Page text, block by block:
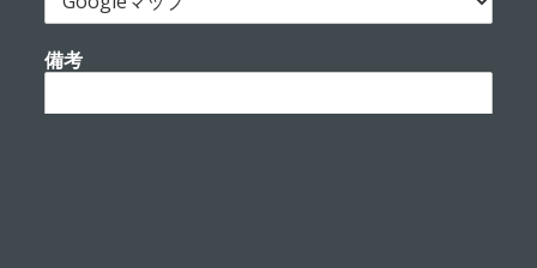
備考